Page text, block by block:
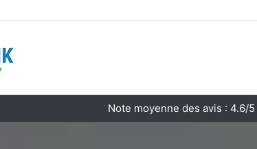
Note moyenne des avis : 4.6/5